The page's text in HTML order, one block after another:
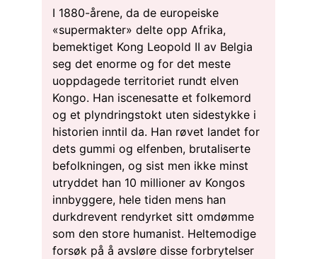
I 1880-årene, da de europeiske
«supermakter» delte opp Afrika,
bemektiget Kong Leopold II av Belgia
seg det enorme og for det meste
uoppdagede territoriet rundt elven
Kongo. Han iscenesatte et folkemord
og et plyndringstokt uten sidestykke i
historien inntil da. Han røvet landet for
dets gummi og elfenben, brutaliserte
befolkningen, og sist men ikke minst
utryddet han 10 millioner av Kongos
innbyggere, hele tiden mens han
durkdrevent rendyrket sitt omdømme
som den store humanist. Heltemodige
forsøk på å avsløre disse forbrytelser